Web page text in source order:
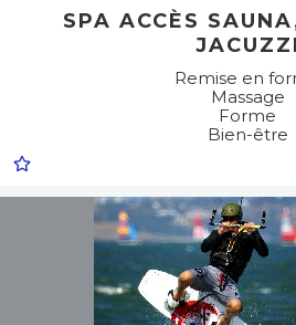
SPA ACCÈS
JACUZZI
Remise en
Massage
Forme
Bien-être